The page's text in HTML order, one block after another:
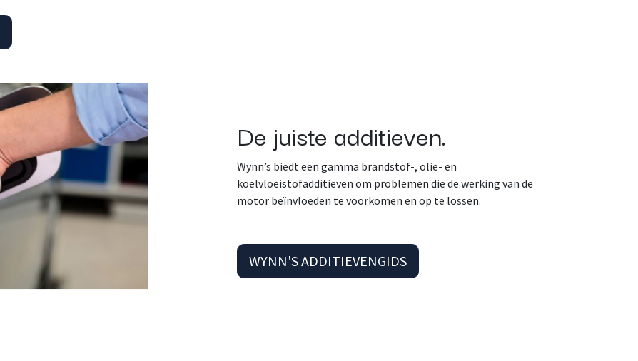
De juiste additieven.
Wynn’s biedt een gamma brandstof-, olie- en
koelvloeistofadditieven om problemen die de werking van de
motor beïnvloeden te voorkomen en op te lossen.
WYNN'S ADDITIEVENGIDS